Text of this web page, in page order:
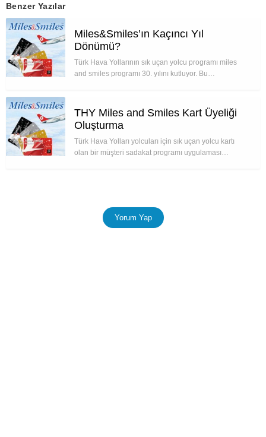
Benzer Yazılar
Miles&Smiles’ın Kaçıncı Yıl
Dönümü?
Türk Hava Yollarının sık uçan yolcu programı miles
and smiles programı 30. yılını kutluyor. Bu…
THY Miles and Smiles Kart Üyeliği
Oluşturma
Türk Hava Yolları yolcuları için sık uçan yolcu kartı
olan bir müşteri sadakat programı uygulaması…
Yorum Yap